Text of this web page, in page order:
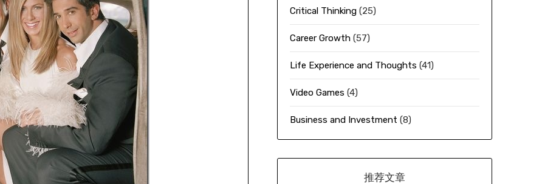
Critical Thinking(25)
Career Growth(57)
Life Experience and Thoughts (41)
Video Games (4)
Business and Investment (8)
推荐文章